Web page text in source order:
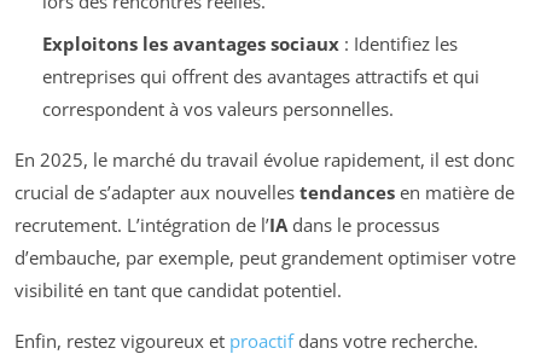
Exploitons les avantages sociaux: Identifiez les
entreprises qui offrent des avantages attractifs et qui
correspondent à vos valeurs personnelles.
En 2025, le marché du travail évolue rapidement, il est donc
crucial de s’adapter aux nouvelles tendances en matière de
recrutement. L’intégration de l’IA dans le processus
d’embauche, par exemple, peut grandement optimiser votre
visibilité en tant que candidat potentiel.
Enfin, restez vigoureux et proactifdans votre recherche.